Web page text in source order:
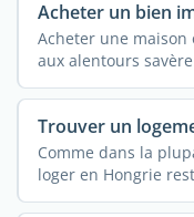
Acheter un bien
Acheter une
aux alentours
Trouver un
Comme dans la
loger en Hongrie